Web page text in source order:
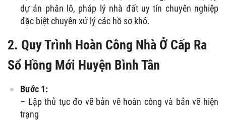
dự án phân lô, pháp lý nhà đất uy tín chuyên nghiệp
đặc biệt chuyên xử lý các hồ sơ khó.
2. Quy Trình Hoàn Công Nhà Ở Cấp Ra
Sổ Hồng Mới Huyện Bình Tân
Bước 1:
– Lập thủ tục đo vẽ bản vẽ hoàn công và bản vẽ hiện
trạng